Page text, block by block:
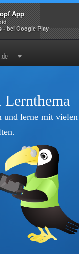
App
- bei Google Play
und lerne mit vielen